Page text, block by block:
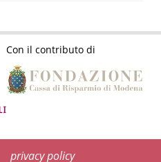
Con il contributo di
privacy policy